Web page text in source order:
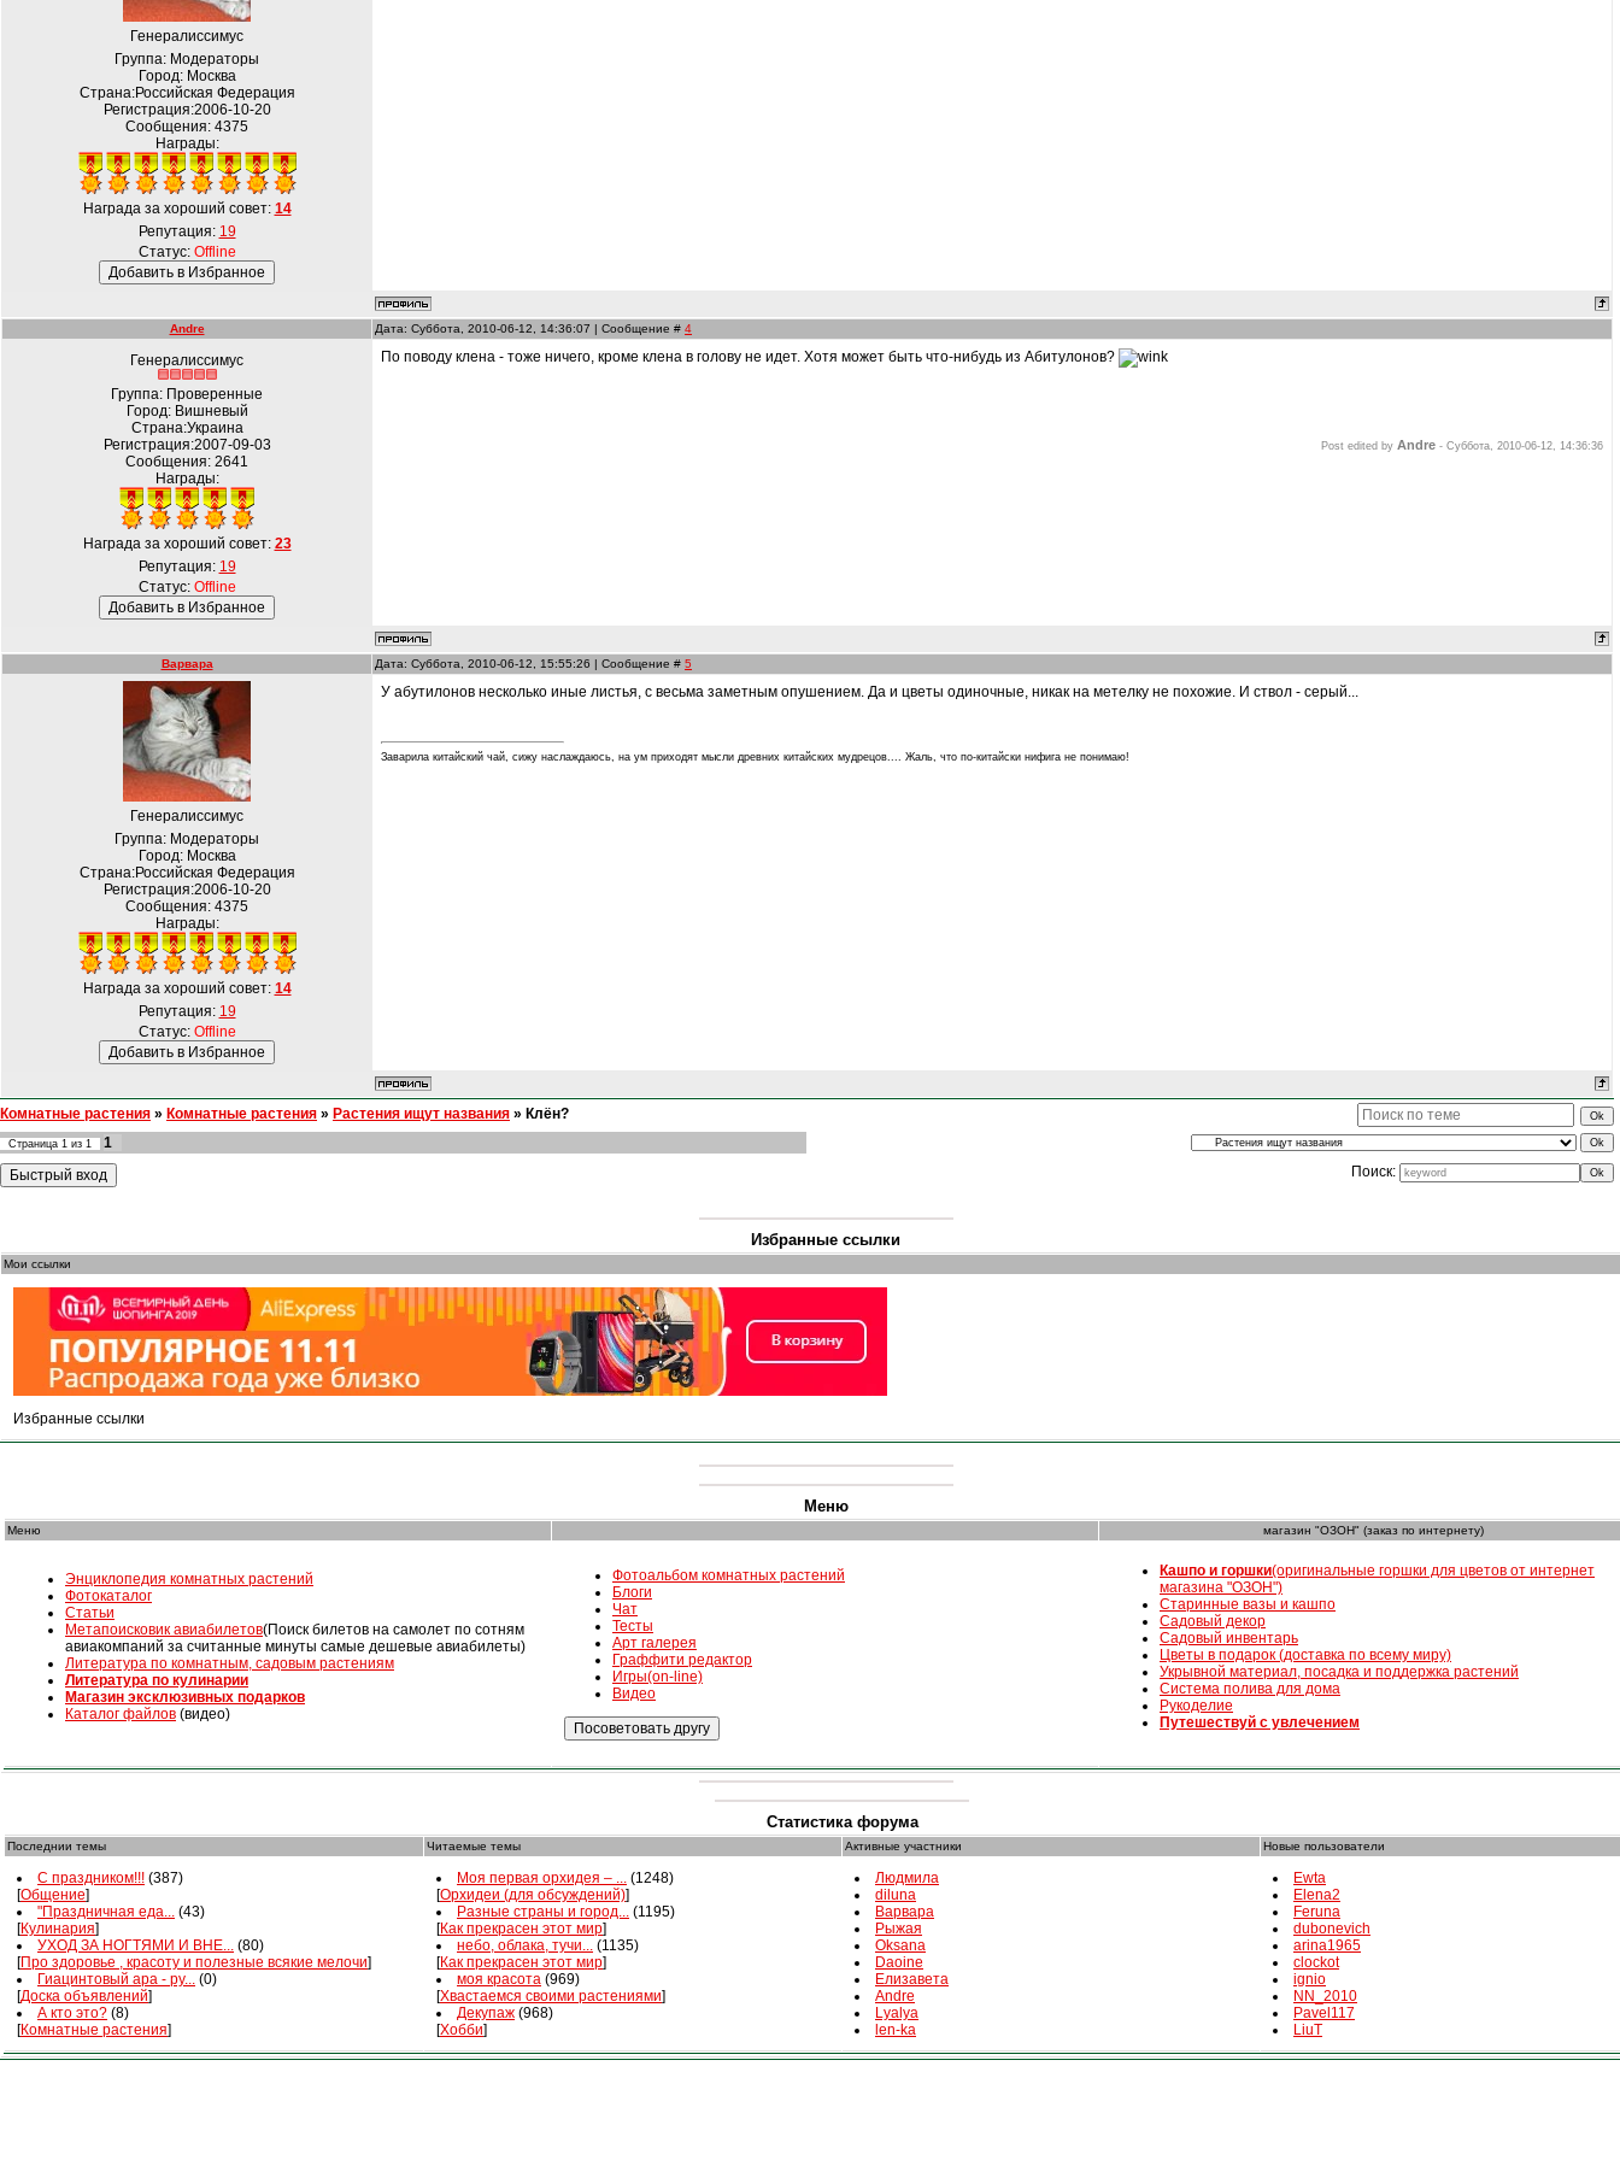
Генералиссимус
Группа: Модераторы
Город: Москва
Страна:Российская Федерация
Регистрация:2006-10-20
Сообщения: 4375
Награды:
Награда за хороший совет: 14
Репутация: 19
Статус: Offline
Andre Дата: Суббота, 2010-06-12, 14:36:07 | Сообщение # 4
Генералиссимус
Группа: Проверенные
Город: Вишневый
Страна:Украина
Регистрация:2007-09-03
Сообщения: 2641
Награды:
Награда за хороший совет: 23
Репутация: 19
Статус: Offline
По поводу клена - тоже ничего, кроме клена в голову не идет. Хотя может быть что-нибудь из Абитулонов?
Post edited by Andre - Суббота, 2010-06-12, 14:36:36
Варвара Дата: Суббота, 2010-06-12, 15:55:26 | Сообщение # 5
Генералиссимус
Группа: Модераторы
Город: Москва
Страна:Российская Федерация
Регистрация:2006-10-20
Сообщения: 4375
Награды:
Награда за хороший совет: 14
Репутация: 19
Статус: Offline
У абутилонов несколько иные листья, с весьма заметным опушением. Да и цветы одиночные, никак на метелку не похожие. И ствол - серый...
Заварила китайский чай, сижу наслаждаюсь, на ум приходят мысли древних китайских мудрецов.... Жаль, что по-китайски нифига не понимаю!
Комнатные растения » Комнатные растения » Растения ищут названия » Клён?
Страница 1 из 1
1
Поиск:
Избранные ссылки
Мои ссылки
Избранные ссылки
Меню
Меню магазин "ОЗОН" (заказ по интернету)
Энциклопедия комнатных растений
Фотокаталог
Статьи
Mетапоисковик авиабилетов(Поиск билетов на самолет по сотням
авиакомпаний за считанные минуты самые дешевые авиабилеты)
Литература по комнатным, садовым растениям
Литература по кулинарии
Магазин эксклюзивных подарков
Каталог файлов (видео)
Фотоальбом комнатных растений
Блоги
Чат
Тесты
Арт галерея
Граффити редактор
Игры(on-line)
Видео
Кашпо и горшки(оригинальные горшки для цветов от интернет
магазина "ОЗОН")
Старинные вазы и кашпо
Садовый декор
Садовый инвентарь
Цветы в подарок (доставка по всему миру)
Укрывной материал, посадка и поддержка растений
Система полива для дома
Рукоделие
Путешествуй с увлечением
Статистика форума
Последнии темы Читаемые темы Активные участники Новые пользователи
С праздником!!! (387)
[Общение]
"Праздничная еда... (43)
[Кулинария]
УХОД ЗА НОГТЯМИ И ВНЕ... (80)
[Про здоровье , красоту и полезные всякие мелочи]
Гиацинтовый ара - ру... (0)
[Доска объявлений]
А кто это? (8)
[Комнатные растения]
Моя первая орхидея – ... (1248)
[Орхидеи (для обсуждений)]
Разные страны и город... (1195)
[Как прекрасен этот мир]
небо, облака, тучи... (1135)
[Как прекрасен этот мир]
моя красота (969)
[Хвастаемся своими растениями]
Декупаж (968)
[Хобби]
Людмила
diluna
Варвара
Рыжая
Oksana
Daoine
Елизавета
Andre
Lyalya
len-ka
Ewta
Elena2
Feruna
dubonevich
arina1965
clockot
ignio
NN_2010
Pavel117
LiuT